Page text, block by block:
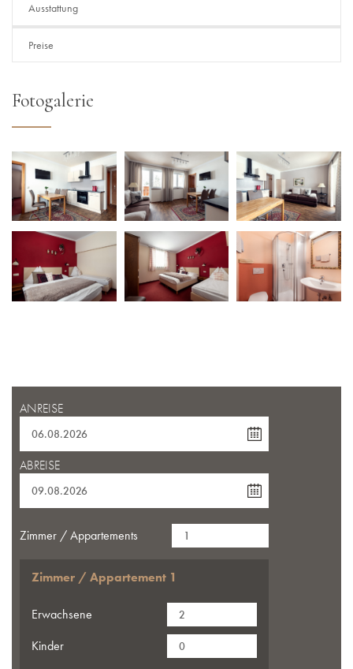
Ausstattung
Preise
Fotogalerie
ANREISE
ABREISE
Zimmer / Appartements
Zimmer / Appartement 1
Erwachsene
Kinder